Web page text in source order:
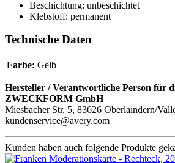
Beschichtung: unbeschichtet
Klebstoff: permanent
Technische Daten
Farbe: Gelb
Hersteller / Verantwortliche Person für
ZWECKFORM GmbH
Miesbacher Str. 5, 83626 Oberlaindern/
kundenservice@avery.com
Kunden haben auch folgende Produkte